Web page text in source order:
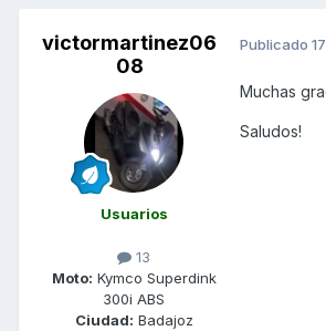
victormartinez06
08
Usuarios
13
Moto: Kymco Superdink
300i ABS
Ciudad: Badajoz
Publicado
Muchas
Saludos!